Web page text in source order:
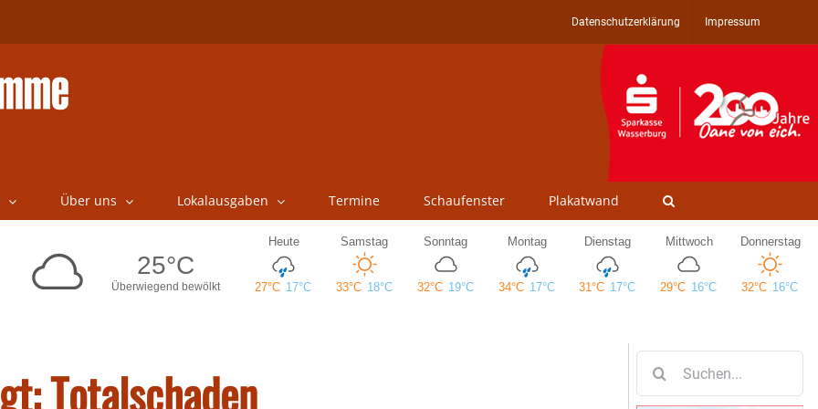
Datenschutzerklärung Impressum
Über uns Lokalausgaben Termine Schaufenster Plakatwand
Totalschaden
nach: